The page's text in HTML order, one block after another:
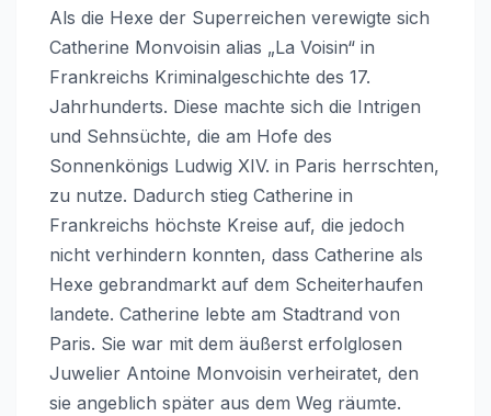
Als die Hexe der Superreichen verewigte sich
Catherine Monvoisin alias „La Voisin“ in
Frankreichs Kriminalgeschichte des 17.
Jahrhunderts. Diese machte sich die Intrigen
und Sehnsüchte, die am Hofe des
Sonnenkönigs Ludwig XIV. in Paris herrschten,
zu nutze. Dadurch stieg Catherine in
Frankreichs höchste Kreise auf, die jedoch
nicht verhindern konnten, dass Catherine als
Hexe gebrandmarkt auf dem Scheiterhaufen
landete. Catherine lebte am Stadtrand von
Paris. Sie war mit dem äußerst erfolglosen
Juwelier Antoine Monvoisin verheiratet, den
sie angeblich später aus dem Weg räumte.